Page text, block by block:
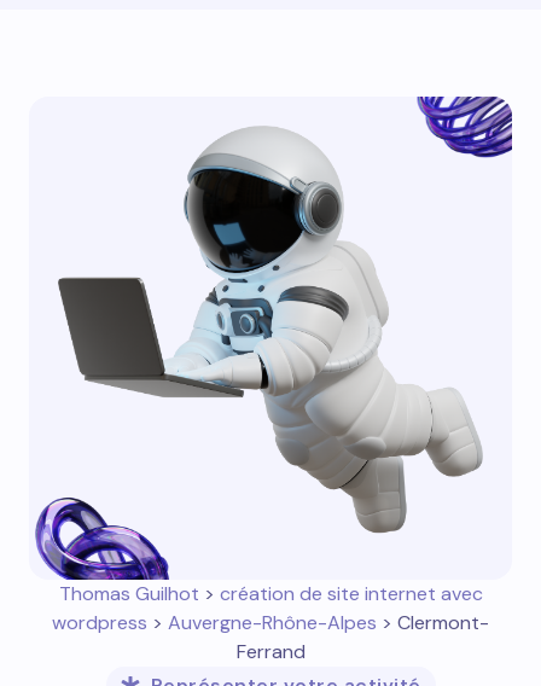
Thomas Guilhot > création de site internet avec
wordpress > Auvergne-Rhône-Alpes > Clermont-
Ferrand